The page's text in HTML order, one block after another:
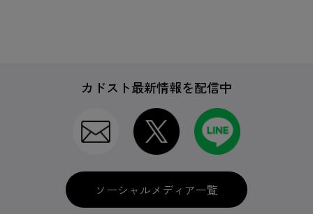
カドスト最新情報を配信中
ソーシャルメディア一覧